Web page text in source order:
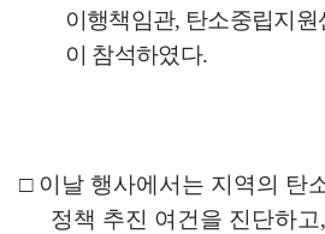
이행책임관, 탄소중립지
이 참석하였다.
□ 이날 행사에서는 지역의 탄
정책 추진 여건을 진단하고,